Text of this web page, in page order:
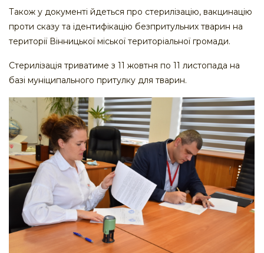
Також у документі йдеться про стерилізацію, вакцинацію
проти сказу та ідентифікацію безпритульних тварин на
території Вінницької міської територіальної громади.
Стерилізація триватиме з 11 жовтня по 11 листопада на
базі муніципального притулку для тварин.